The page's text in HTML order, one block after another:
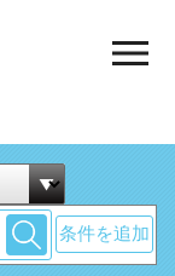
条件を追加